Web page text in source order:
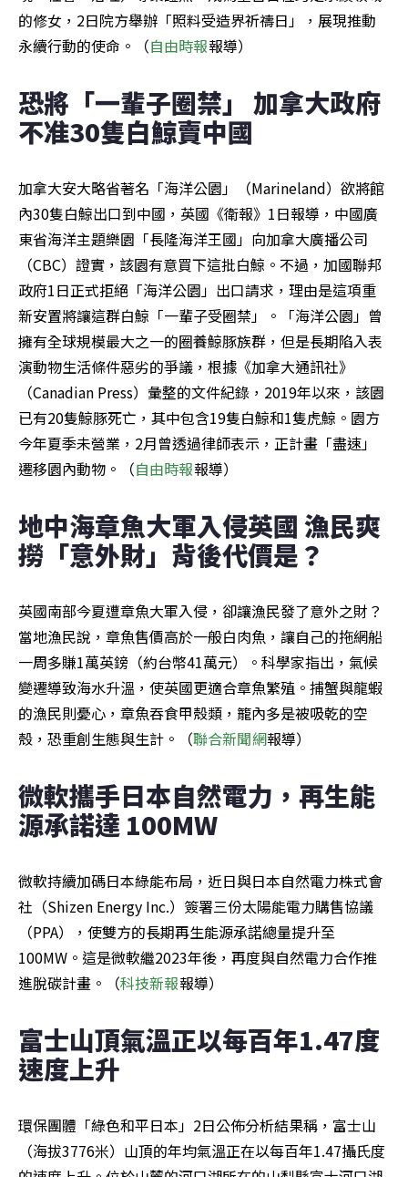
的修女，2日院方舉辦「照料受造界祈禱日」，展現推動
永續行動的使命。（自由時報報導）
恐將「一輩子圈禁」 加拿大政府
不准30隻白鯨賣中國
加拿大安大略省著名「海洋公園」（Marineland）欲將館
內30隻白鯨出口到中國，英國《衛報》1日報導，中國廣
東省海洋主題樂園「長隆海洋王國」向加拿大廣播公司
（CBC）證實，該園有意買下這批白鯨。不過，加國聯邦
政府1日正式拒絕「海洋公園」出口請求，理由是這項重
新安置將讓這群白鯨「一輩子受圈禁」。「海洋公園」曾
擁有全球規模最大之一的圈養鯨豚族群，但是長期陷入表
演動物生活條件惡劣的爭議，根據《加拿大通訊社》
（Canadian Press）彙整的文件紀錄，2019年以來，該園
已有20隻鯨豚死亡，其中包含19隻白鯨和1隻虎鯨。園方
今年夏季未營業，2月曾透過律師表示，正計畫「盡速」
遷移園內動物。（自由時報報導）
地中海章魚大軍入侵英國 漁民爽
撈「意外財」背後代價是？
英國南部今夏遭章魚大軍入侵，卻讓漁民發了意外之財？
當地漁民說，章魚售價高於一般白肉魚，讓自己的拖網船
一周多賺1萬英鎊（約台幣41萬元）。科學家指出，氣候
變遷導致海水升溫，使英國更適合章魚繁殖。捕蟹與龍蝦
的漁民則憂心，章魚吞食甲殼類，籠內多是被吸乾的空
殼，恐重創生態與生計。（聯合新聞網報導）
微軟攜手日本自然電力，再生能
源承諾達 100MW
微軟持續加碼日本綠能布局，近日與日本自然電力株式會
社（Shizen Energy Inc.）簽署三份太陽能電力購售協議
（PPA），使雙方的長期再生能源承諾總量提升至
100MW。這是微軟繼2023年後，再度與自然電力合作推
進脫碳計畫。（科技新報報導）
富士山頂氣溫正以每百年1.47度
速度上升
環保團體「綠色和平日本」2日公佈分析結果稱，富士山
（海拔3776米）山頂的年均氣溫正在以每百年1.47攝氏度